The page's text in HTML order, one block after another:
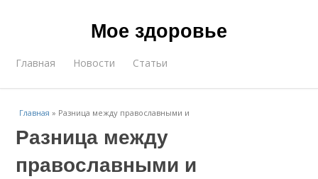
Мое здоровье
Главная Новости Статьи
Главная » Разница между православными и
Разница между
православными и